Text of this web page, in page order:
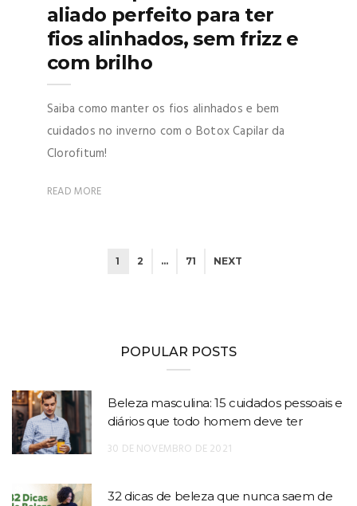
aliado perfeito para ter
fios alinhados, sem frizz e
com brilho
Saiba como manter os fios alinhados e bem
cuidados no inverno com o Botox Capilar da
Clorofitum!
READ MORE
1 2 … 71 NEXT
POPULAR POSTS
Beleza masculina: 15 cuidados pessoais e
diários que todo homem deve ter
30 DE NOVEMBRO DE 2021
32 dicas de beleza que nunca saem de